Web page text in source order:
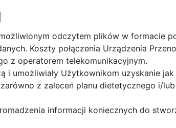
odczytem plików w formacie
Koszty połączenia Urządzenia
z operatorem telekomunikacyjnym.
i umożliwiały Użytkownikom uzyskanie
z zaleceń planu dietetycznego i/
informacji koniecznych do